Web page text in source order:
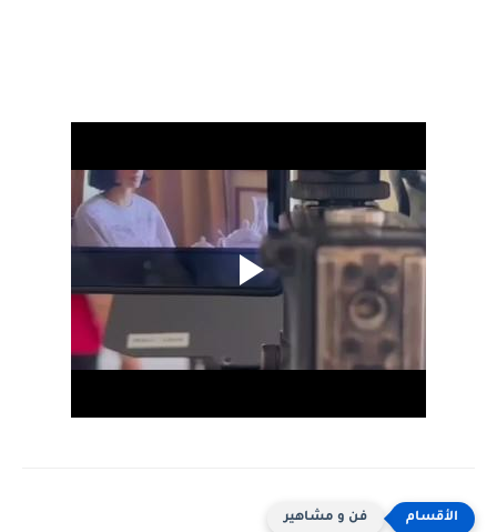
فن و مشاهير